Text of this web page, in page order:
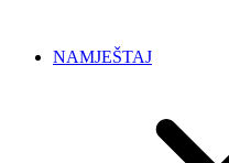
NAMJEŠTAJ